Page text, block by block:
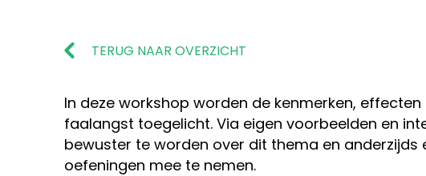
TERUG NAAR OVERZICHT
In deze workshop worden de kenmerken,
faalangst toegelicht. Via eigen voorbeelden en
bewuster te worden over dit thema en anderzijds
oefeningen mee te nemen.